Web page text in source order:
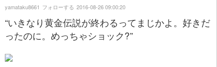
“いきなり黄金伝説が終わるってまじかよ。好きだ
ったのに。めっちゃショック?”
yamataku8661 フォローする 2016-08-26 09:00:20